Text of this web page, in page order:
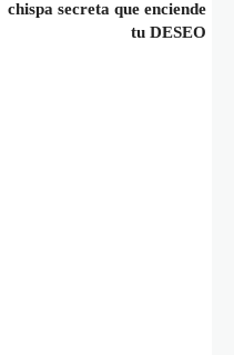
chispa secreta que enciende
tu DESEO